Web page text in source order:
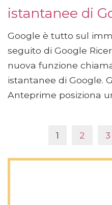
istantanee di
Google è tutto sul
seguito di Google
nuova funzione
istantanee di Google.
Anteprime posiziona
1 2 3